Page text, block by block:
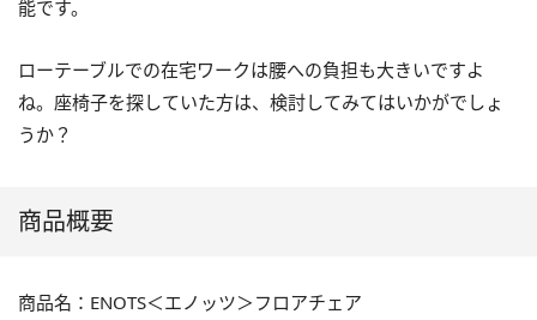
能です。
ローテーブルでの在宅ワークは腰への負担も大きいですよ
ね。座椅子を探していた方は、検討してみてはいかがでしょ
うか？
商品概要
商品名：ENOTS＜エノッツ＞フロアチェア